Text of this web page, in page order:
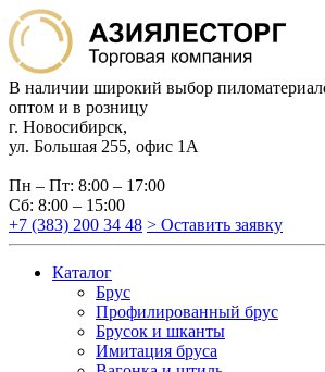
В наличии широкий выбор
оптом и в розницу
г. Новосибирск,
ул. Большая 255, офис 1А
Пн – Пт: 8:00 – 17:00
Сб: 8:00 – 15:00
+7 (383) 200 34 48 > Оставить заявку
Каталог
Брус
Профилированный брус
Брусок и шканты
Имитация бруса